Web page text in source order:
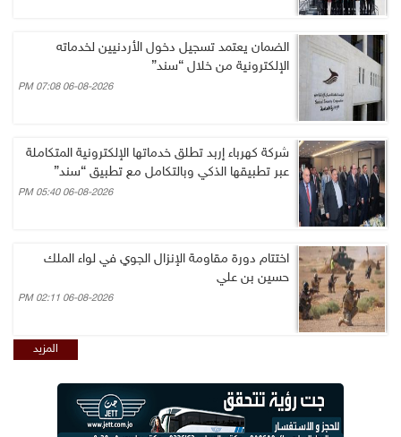
الضمان يعتمد تسجيل دخول الأردنيين لخدماته
الإلكترونية من خلال “سند”
06-08-2026 07:08 PM
شركة كهرباء إربد تطلق خدماتها الإلكترونية المتكاملة
عبر تطبيقها الذكي وبالتكامل مع تطبيق “سند”
06-08-2026 05:40 PM
اختتام دورة مقاومة الإنزال الجوي في لواء الملك
حسين بن علي
06-08-2026 02:11 PM
المزيد